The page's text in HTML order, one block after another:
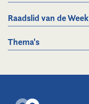
Raadslid van de Week
Thema's